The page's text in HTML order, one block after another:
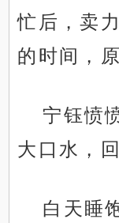
忙后，卖
的时间，
宁钰愤
大口水，
白天睡